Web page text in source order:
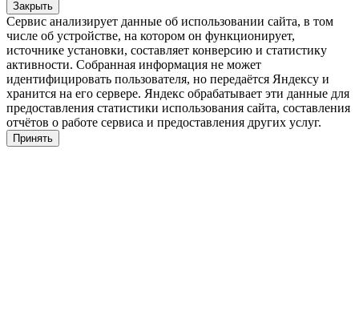
Закрыть
Сервис анализирует данные об использовании сайта, в том
числе об устройстве, на котором он функционирует,
источнике установки, составляет конверсию и статистику
активности. Собранная информация не может
идентифицировать пользователя, но передаётся Яндексу и
хранится на его сервере. Яндекс обрабатывает эти данные для
предоставления статистики использования сайта, составления
отчётов о работе сервиса и предоставления других услуг.
Принять